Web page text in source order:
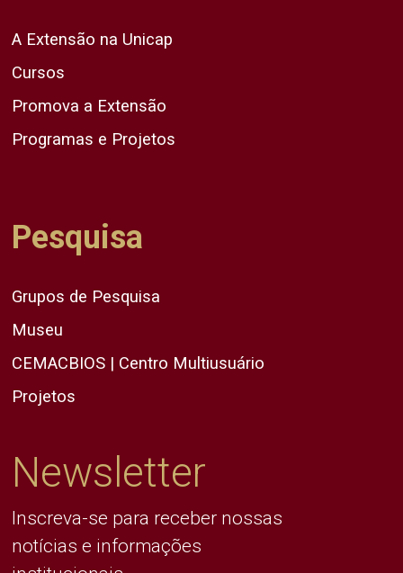
A Extensão na Unicap
Cursos
Promova a Extensão
Programas e Projetos
Pesquisa
Grupos de Pesquisa
Museu
CEMACBIOS | Centro Multiusuário
Projetos
Newsletter
Inscreva-se para receber nossas
notícias e informações